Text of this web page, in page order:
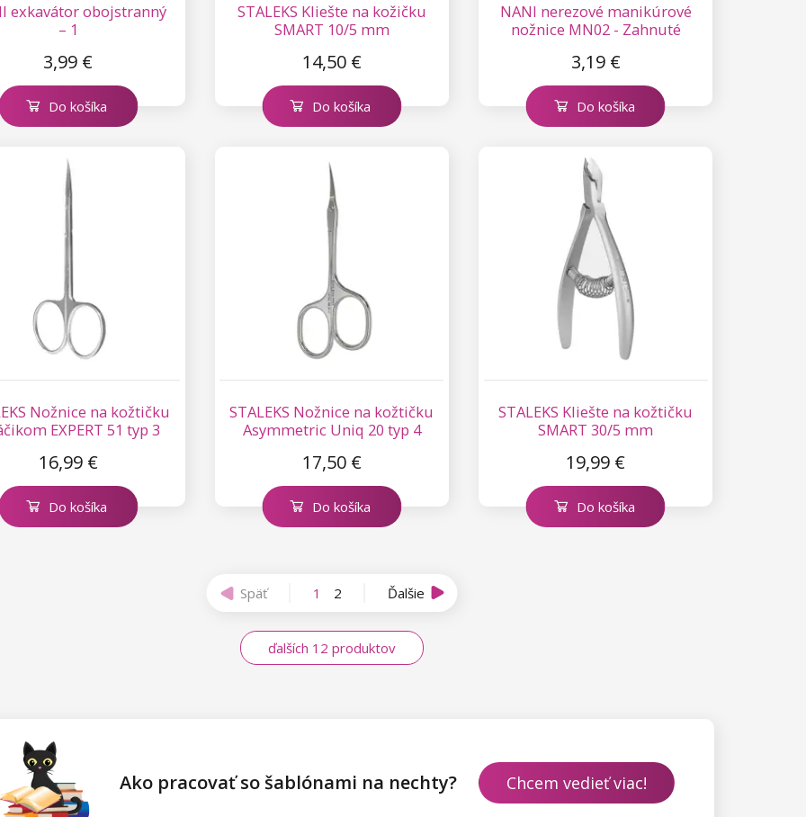
exkavátor obojstranný
– 1
3,99 €
Do košíka
STALEKS Kliešte na kožičku
SMART 10/5 mm
14,50 €
Do košíka
NANI nerezové manikúrové
nožnice MN02 - Zahnuté
3,19 €
Do košíka
Nožnice na kožtičku
EXPERT 51 typ 3
16,99 €
Do košíka
STALEKS Nožnice na kožtičku
Asymmetric Uniq 20 typ 4
17,50 €
Do košíka
STALEKS Kliešte na kožtičku
SMART 30/5 mm
19,99 €
Do košíka
Späť 1 2 Ďalšie
ďalších 12 produktov
Ako pracovať so šablónami na nechty? Chcem vedieť viac!